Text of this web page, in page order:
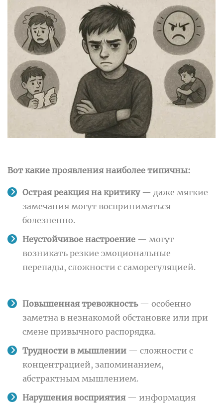
Вот какие проявления наиболее типичны:
Острая реакция на критику— даже мягкие
замечания могут восприниматься
болезненно.
Неустойчивое настроение — могут
возникать резкие эмоциональные
перепады, сложности с саморегуляцией.
Повышенная тревожность— особенно
заметна в незнакомой обстановке или при
смене привычного распорядка.
Трудности в мышлении — сложности с
концентрацией, запоминанием,
абстрактным мышлением.
Нарушения восприятия— информация